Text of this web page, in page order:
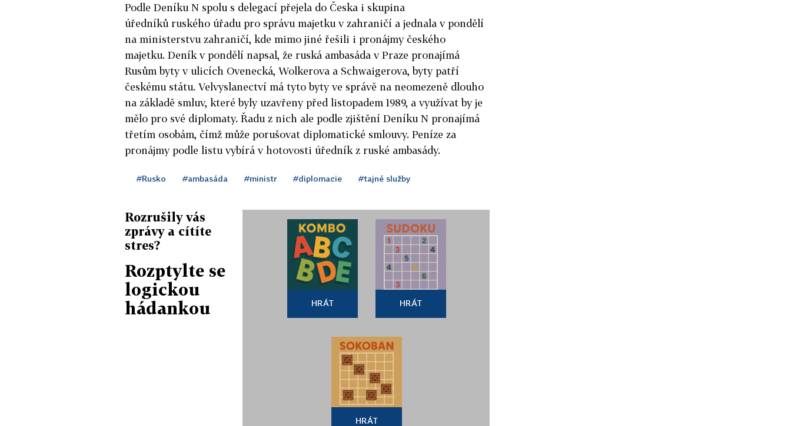
Podle Deníku N spolu s delegací přejela do Česka i skupina
úředníků ruského úřadu pro správu majetku v zahraničí a jednala v pondělí
na ministerstvu zahraničí, kde mimo jiné řešili i pronájmy českého
majetku. Deník v pondělí napsal, že ruská ambasáda v Praze pronajímá
Rusům byty v ulicích Ovenecká, Wolkerova a Schwaigerova, byty patří
českému státu. Velvyslanectví má tyto byty ve správě na neomezeně dlouho
na základě smluv, které byly uzavřeny před listopadem 1989, a využívat by je
mělo pro své diplomaty. Řadu z nich ale podle zjištění Deníku N pronajímá
třetím osobám, čímž může porušovat diplomatické smlouvy. Peníze za
pronájmy podle listu vybírá v hotovosti úředník z ruské ambasády.
#Rusko #ambasáda #ministr #diplomacie #tajné služby
Rozrušily vás
zprávy a cítíte
stres?
Rozptylte se
logickou
hádankou
HRÁT HRÁT
HRÁT